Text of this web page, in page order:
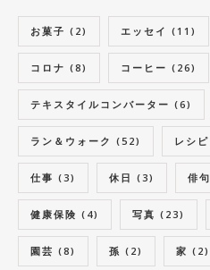
お菓子 (2) エッセイ (11)
コロナ (8) コーヒー (26)
テキスタイルコンバーター (6)
ラン＆ウォーク (52) レシピ
仕事 (3) 休日 (3) 俳句
健康保険 (4) 写真 (23)
園芸 (8) 孫 (2) 家 (2)